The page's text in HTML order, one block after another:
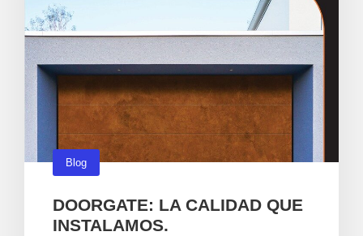
Blog
DOORGATE: LA CALIDAD QUE
INSTALAMOS.